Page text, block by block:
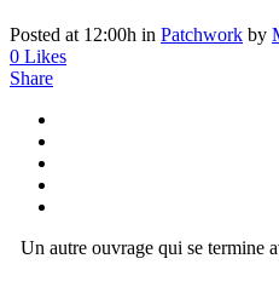
Posted at 12:00h in Patchwork by
0 Likes
Share
Un autre ouvrage qui se termine